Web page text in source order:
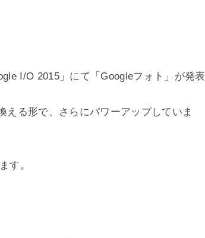
I/O 2015」にて「Googleフォト」が発表
える形で、さらにパワーアップしていま
す。